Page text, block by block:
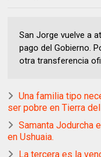
San Jorge vuelve a
pago del Gobierno.
otra transferencia
Una familia tipo
ser pobre en Tierra
Samanta Jodurcha
en Ushuaia.
La tercera es la